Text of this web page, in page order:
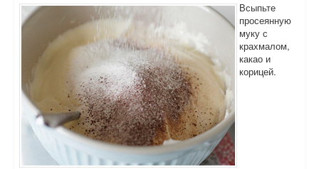
Всыпьте
просеянную
муку с
крахмалом,
какао и
корицей.